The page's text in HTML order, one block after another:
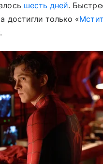
шесть дней.
достигли только «